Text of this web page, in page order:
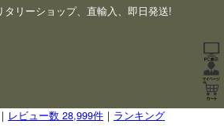
タリーショップ、直輸入、即日発送!
レビュー数 28,999件 ｜ ランキング